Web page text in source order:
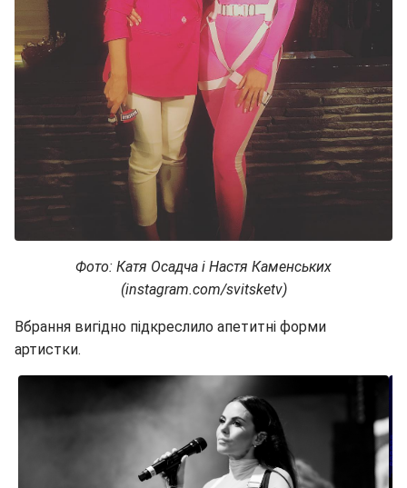
Фото: Катя Осадча і Настя Каменських
(instagram.com/svitsketv)
Вбрання вигідно підкреслило апетитні форми
артистки.